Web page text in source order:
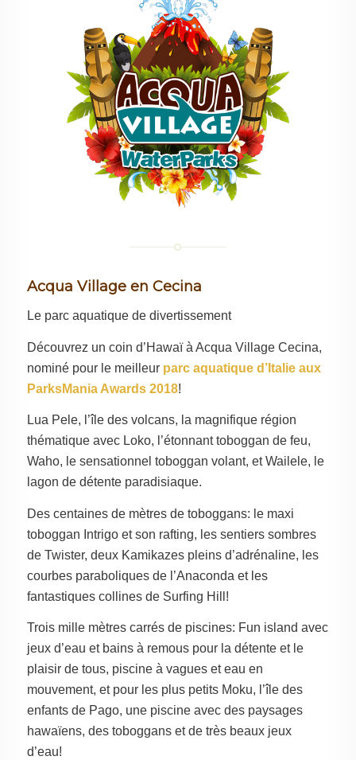
Acqua Village en Cecina
Le parc aquatique de divertissement
Découvrez un coin d’Hawaï à Acqua Village Cecina,
nominé pour le meilleur parc aquatique d’Italie aux
ParksMania Awards 2018!
Lua Pele, l’île des volcans, la magnifique région
thématique avec Loko, l’étonnant toboggan de feu,
Waho, le sensationnel toboggan volant, et Wailele, le
lagon de détente paradisiaque.
Des centaines de mètres de toboggans: le maxi
toboggan Intrigo et son rafting, les sentiers sombres
de Twister, deux Kamikazes pleins d’adrénaline, les
courbes paraboliques de l’Anaconda et les
fantastiques collines de Surfing Hill!
Trois mille mètres carrés de piscines: Fun island avec
jeux d’eau et bains à remous pour la détente et le
plaisir de tous, piscine à vagues et eau en
mouvement, et pour les plus petits Moku, l’île des
enfants de Pago, une piscine avec des paysages
hawaïens, des toboggans et de très beaux jeux
d’eau!